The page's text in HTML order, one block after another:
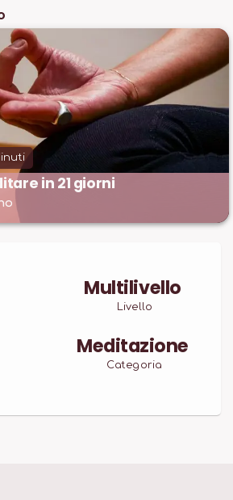
in 21 giorni
Multilivello
Livello
Meditazione
Categoria